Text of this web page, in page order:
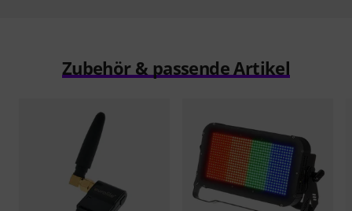
Zubehör & passende Artikel